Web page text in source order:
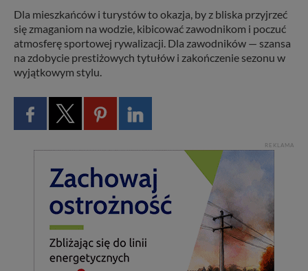
Dla mieszkańców i turystów to okazja, by z bliska przyjrzeć
się zmaganiom na wodzie, kibicować zawodnikom i poczuć
atmosferę sportowej rywalizacji. Dla zawodników — szansa
na zdobycie prestiżowych tytułów i zakończenie sezonu w
wyjątkowym stylu.
REKLAMA